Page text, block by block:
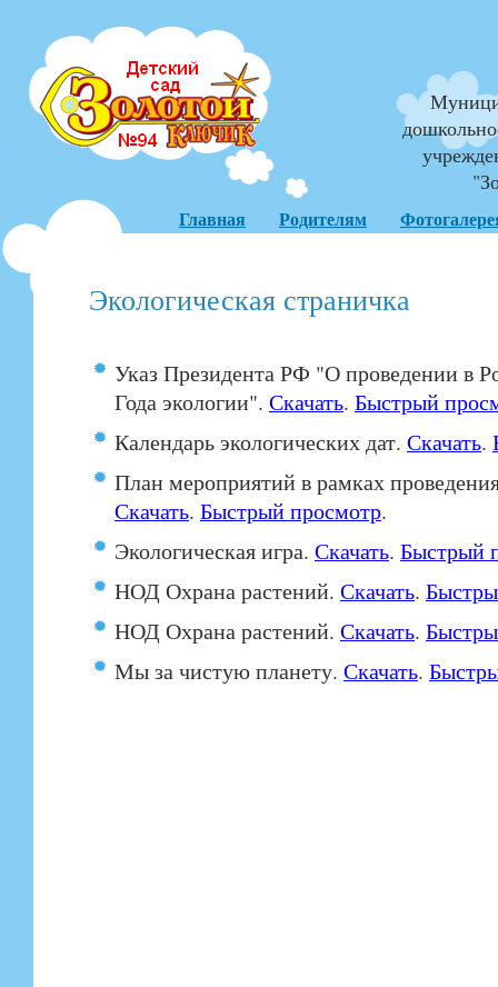
Главная Родителям
Экологическая страничка
Указ Президента РФ "О проведении в
Года экологии". Скачать. Быстрый
Календарь экологических дат. Скачать.
План мероприятий в рамках
Скачать. Быстрый просмотр.
Экологическая игра. Скачать. Быстрый
НОД Охрана растений. Скачать.
НОД Охрана растений. Скачать.
Мы за чистую планету. Скачать.